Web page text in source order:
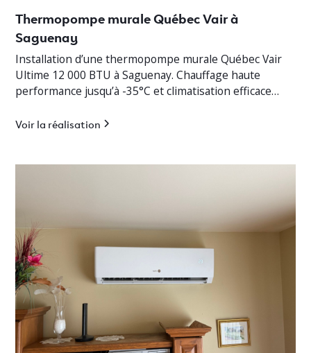
Thermopompe murale Québec Vair à
Saguenay
Installation d’une thermopompe murale Québec Vair
Ultime 12 000 BTU à Saguenay. Chauffage haute
performance jusqu’à -35°C et climatisation efficace
Voir la réalisation